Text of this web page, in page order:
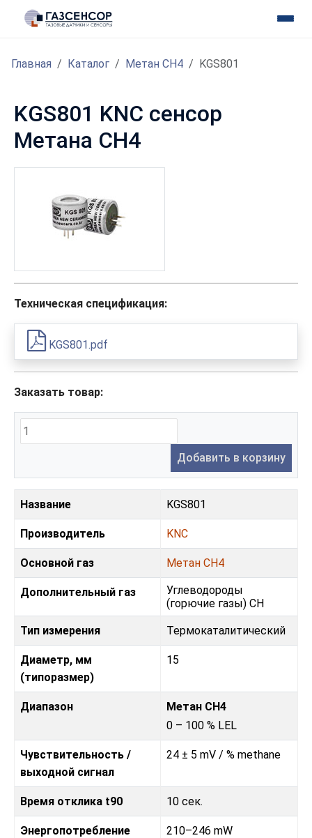
Главная Каталог Метан CH4 KGS801
KGS801 KNC сенсор
Метана CH4
Техническая спецификация:
KGS801.pdf
Заказать товар:
Добавить в корзину
Название KGS801
Производитель KNC
Основной газ Метан CH4
Дополнительный газ
Углеводороды
(горючие газы) CH
Тип измерения Термокаталитический
Диаметр, мм
(типоразмер)
15
Диапазон
Метан CH4
0 – 100 % LEL
Чувствительность /
выходной сигнал
24 ± 5 mV / % methane
Время отклика t90 10 сек.
Энергопотребление 210–246 mW